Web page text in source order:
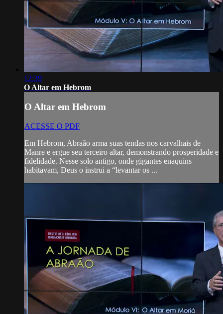
12:39
O Altar em Hebrom
O Altar em Hebrom
ACESSE O PDF
Em Hebrom, Abraão arma suas tendas nos carvalhais de
Manre e ergue seu terceiro altar, demonstrando prosperidade e
fidelidade. Nesse solo antigo, onde gigantes enaquins
habitavam, Deus o instrui a “levantar os ...